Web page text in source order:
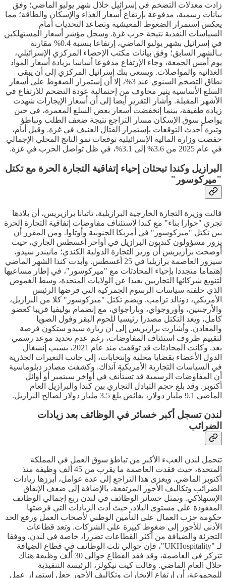
زادت معدلات التضخم في إسرائيل خلال شهر يوليو الماضي؛ وفق
بيانات رسمية، مدفوعة بإرتفاع أسعار الغذاء والإسكان والطاقة؛ مما
يعكس إستمرار الضغوط المعيشية وتصاعد التحديات أمام
السياسات النقدية نتيجة حرب غزة. وسجل مؤشر أسعار المستهلكين
في إسرائيل بشهر يوليو الماضي، إرتفاعا بنسبة 0.4% مقارنة
بـالشهر السابق؛ وفق بيانات مكتب الإحصاء المركزي الإسرائيلي،
يوم أمس الجمعة، وجاء الإرتفاع مدفوعا أساسا بزيادة أسعار المواد
الغذائية والمواصلات. ويسعى بنك إسرائيل المركزي إلى أن يبقى
نطاق التضخم السنوي عند 3%، إلا أن إستمرار الضغوط على أسعار
السلع الأساسية يثير مخاوف من إحتمالية عودة التضخم للارتفاع في
الأشهر المقبلة. وأشار التقرير أيضا إلى أن أسعار الإيجارات شهدت
زيادة طفيفة، بينما إنخفضت أسعار بعض السلع المعمرة، في حين
يواصل سوق الإسكان مسار التراجع نتيجة ضعف الطلب وتباطؤ
وتيرة أحدث التوقعات بإستمرار القتال العنيف في غزة. وقبل أيام،
خفضت وزارة المالية الإسرائيلية توقعات نمو الناتج المحلي الإجمالي
في عام 2025 من 3.6% إلى 3.1%، في ظل تواصل الحرب في غزة.
البرازيل وكندا تبحثان إحياء إتفاقية التجارة الحرة مع تكتل
"ميركوسور"
قالت وزيرة التجارة الخارجية البرازيلية، تاتيانا برازيريس، أن بلادها
تجري "حوارا بناء" مع كندا لاستئناف مفاوضات إتفاقية التجارة الحرة
بين تكتل "ميركوسور" في أمريكا الجنوبية وأوتاوا. ومن المقرر أن
يزور مسؤولون كنديون البرازيل في أواخر أغسطس الجاري، حيث
أوضحت برازيريس أن وزير التجارة الدولية الكندي؛ مانيندر سيدو،
سيزور العاصمة برازيليا في 25 أغسطس. وأبدت كندا الشهر الماضي
إهتماما متجددا بإحياء المحادثات مع "ميركوسور"، في إطار مساعيها
لتنويع شركائها التجاريين بعيدا عن الولايات المتحدة، وسط الغموض
الذي خلفته سياسات الرسوم الجمركية التي فرضها الرئيس
الأمريكي، دونالد ترامب. ويضم تكتل "ميركوسور" كلا من البرازيل،
والأرجنتين، وأوروجواي، وباراجواي، مع إنضمام بوليفيا قريبا كعضو
كامل، ويعد التكتل مصدرا رئيسيا للحوم البقر وفول الصويا
والمعادن. وأشارت برازيريس إلى أن زيارة سيدو ستكون فرصة
لتقييم ظروف استئناف المفاوضات، رغم عدم تحديد موعد رسمي
بعد. وكانت المحادثات قد توقفت منذ عام 2021، بسبب إنشغال
الدول الأعضاء بقضايا محلية وإنتخابات، إلى جانب التغيرات الجذرية
في السياسات التجارية الأمريكية آنذاك. وكشفت مصادر دبلوماسية
أن المفاوضات الرسمية قد تستأنف في أواخر سبتمبر أو أوائل
أكتوبر. وقد بلغ حجم التبادل التجاري بين كندا والبرازيل العام
الماضي 9.1 مليار دولار، بفائض بلغ 3.5 مليار دولار لصالح البرازيل.
لندن تسجل أكبر خسائر في الوظائف بعد زيادات
الضرائب
تتحمل لندن العبء الأكبر من تباطؤ سوق العمل في المملكة
المتحدة، حيث فقدت العاصمة ما يقرب من 45 ألف وظيفة منذ
أكتوبر الماضي. ويعزى هذا التراجع إلى عدة عوامل، أبرزها زيادات
الضرائب وتكاليف الأجور المرتفعة، بالإضافة إلى ضعف الإنفاق
الإستهلاكي. وتمثل خسائر الوظائف في لندن ربع إجمالي الوظائف
المفقودة على مستوى البلاد، حيث أدت الزيادات التي فرضتها
حكومة حزب العمال على التأمين الوطني لأصحاب العمل ورفع الحد
الأدنى للأجور إلى ضغوط كبيرة على الشركات. وتعد قطاعات
التجزئة والضيافة من أكثر القطاعات تضررا، خاصة في لندن. ووفقا
لـ "UKHospitality"، فإن حوالي ثلث الوظائف في قطاع الضيافة
تتركز في العاصمة، وقد فقد القطاع حوالي 30 ألف وظيفة هناك
خلال العام الماضي. وقالت كيت نيكولز، الرئيسة التنفيذية
للمجموعة، أن إرتفاع الإيجارات وتكاليف الأجور جعل إستمرار عمل